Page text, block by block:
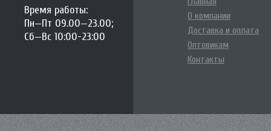
Tessoro
Triton
Velvex
АСБ мебель
Атолл
Время работы:
Пн—Пт 09.00—23.00;
Сб—Вс 10:00-23:00
О компании
Доставка и оплата
Оптовикам
Контакты